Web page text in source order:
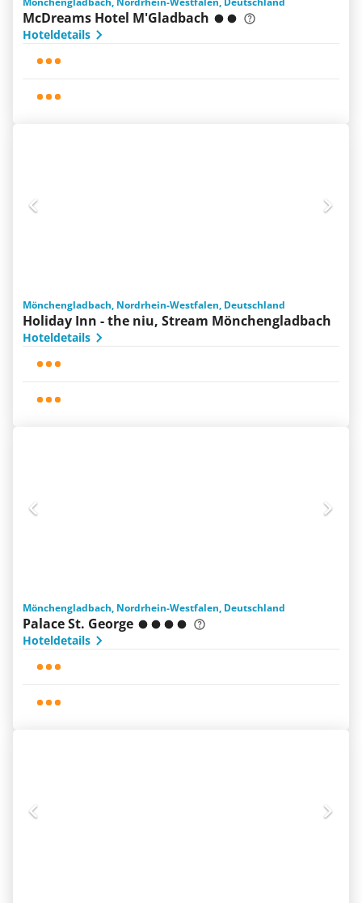
McDreams Hotel M'Gladbach
Hoteldetails
Mönchengladbach, Nordrhein-Westfalen, Deutschland
Holiday Inn - the niu, Stream Mönchengladbach
Hoteldetails
Mönchengladbach, Nordrhein-Westfalen, Deutschland
Palace St. George
Hoteldetails